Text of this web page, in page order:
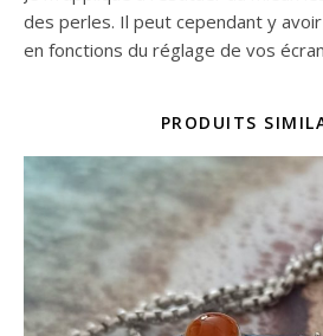
des perles. Il peut cependant y
en fonctions du réglage de vos
PRODUITS